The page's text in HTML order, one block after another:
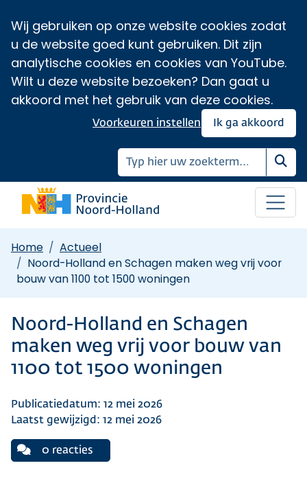
Wij gebruiken op onze website cookies zodat
u de website goed kunt gebruiken. Dit zijn
analytische cookies en cookies van YouTube.
Wilt u deze website bezoeken? Dan gaat u
akkoord met het gebruik van deze cookies.
Ik ga akkoord
Voorkeuren instellen
Home
Actueel
Noord-Holland en Schagen maken weg vrij voor
bouw van 1100 tot 1500 woningen
Noord-Holland en Schagen
maken weg vrij voor bouw van
1100 tot 1500 woningen
Publicatiedatum: 12 mei 2026
Laatst gewijzigd: 12 mei 2026
0 reacties